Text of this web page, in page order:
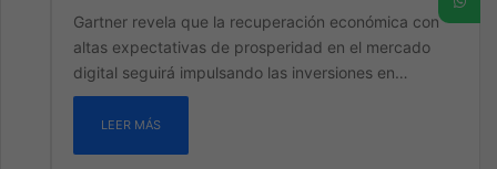
Gartner revela que la recuperación económica con
altas expectativas de prosperidad en el mercado
digital seguirá impulsando las inversiones en…
LEER MÁS